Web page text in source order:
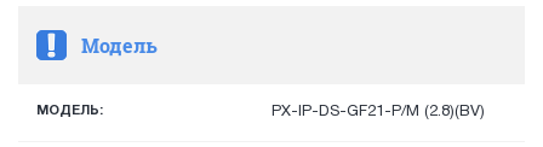
Модель
МОДЕЛЬ: PX-IP-DS-GF21-P/M (2.8)(BV)